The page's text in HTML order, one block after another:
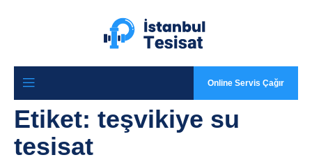
Online Servis Çağır
Etiket: teşvikiye su
tesisat